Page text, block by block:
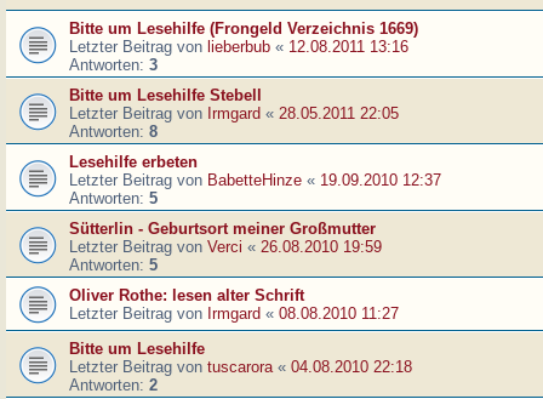
Bitte um Lesehilfe (Frongeld Verzeichnis 1669)
Letzter Beitrag von lieberbub « 12.08.2011 13:16
Antworten: 3
Bitte um Lesehilfe Stebell
Letzter Beitrag von Irmgard « 28.05.2011 22:05
Antworten: 8
Lesehilfe erbeten
Letzter Beitrag von BabetteHinze « 19.09.2010 12:37
Antworten: 5
Sütterlin - Geburtsort meiner Großmutter
Letzter Beitrag von Verci « 26.08.2010 19:59
Antworten: 5
Oliver Rothe: lesen alter Schrift
Letzter Beitrag von Irmgard « 08.08.2010 11:27
Bitte um Lesehilfe
Letzter Beitrag von tuscarora « 04.08.2010 22:18
Antworten: 2